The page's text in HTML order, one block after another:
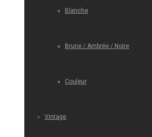
Blanche
Brune / Ambrée / Noire
Couleur
Vintage